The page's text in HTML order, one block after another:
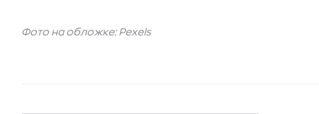
Фото на обложке: Pexels